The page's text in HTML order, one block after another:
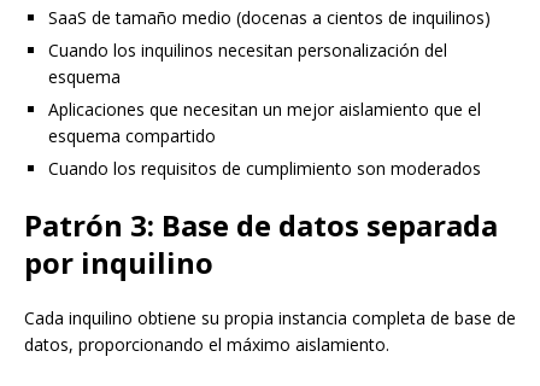
SaaS de tamaño medio (docenas a cientos de inquilinos)
Cuando los inquilinos necesitan personalización del
esquema
Aplicaciones que necesitan un mejor aislamiento que el
esquema compartido
Cuando los requisitos de cumplimiento son moderados
Patrón 3: Base de datos separada
por inquilino
Cada inquilino obtiene su propia instancia completa de base de
datos, proporcionando el máximo aislamiento.